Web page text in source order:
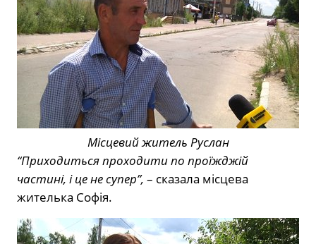
Місцевий житель Руслан
“Приходиться проходити по проїжджій
частині, і це не супер”, – сказала місцева
жителька Софія.